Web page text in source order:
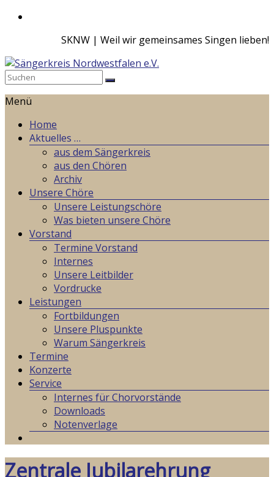
Zum
SKNW | Weil wir gemeinsames Singen lieben!
Sängerkreis
Nordwestfalen
Weil
gemeinsames
Singen
lieben!
Menü
Home
Aktuelles …
aus dem Sängerkreis
aus den Chören
Archiv
Unsere Chöre
Unsere Leistungschöre
Was bieten unsere Chöre
Vorstand
Termine Vorstand
Internes
Unsere Leitbilder
Vordrucke
Leistungen
Fortbildungen
Unsere Pluspunkte
Warum Sängerkreis
Termine
Konzerte
Service
Internes für Chorvorstände
Downloads
Notenverlage
Zentrale Jubilarehrung